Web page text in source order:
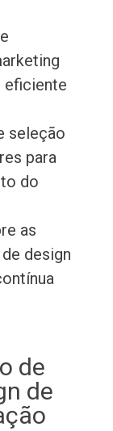
eficiente
seleção
para
do
as
design
de
de